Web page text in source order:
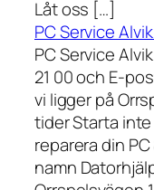
Låt oss […]
PC Service
PC Service
21 00 och E-
vi ligger på
tider Starta inte
reparera din
namn